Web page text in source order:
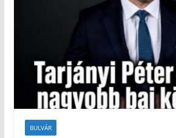
BULVÁR